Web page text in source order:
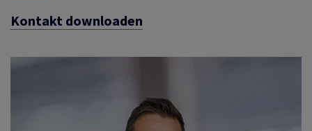
Kontakt downloaden